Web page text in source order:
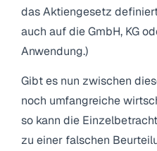
das Aktiengesetz
auch auf die GmbH, KG
Anwendung.)
Gibt es nun zwischen
noch umfangreiche
so kann die
zu einer falschen